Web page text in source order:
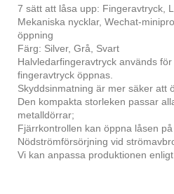
7 sätt att låsa upp: Fingeravtryck,
Mekaniska nycklar, Wechat-
öppning
Färg: Silver, Grå, Svart
Halvledarfingeravtryck används
fingeravtryck öppnas.
Skyddsinmatning är mer säker att
Den kompakta storleken passar
metalldörrar;
Fjärrkontrollen kan öppna låsen
Nödströmförsörjning vid
Vi kan anpassa produktionen